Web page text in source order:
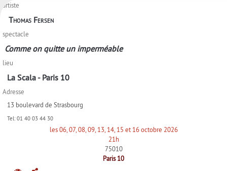
artiste
Thomas Fersen
spectacle
Comme on quitte un imperméable
lieu
La Scala - Paris 10
Adresse
13 boulevard de Strasbourg
Tel: 01 40 03 44 30
les 06, 07, 08, 09, 13, 14, 15 et 16 octobre 2026
21h
75010
Paris 10